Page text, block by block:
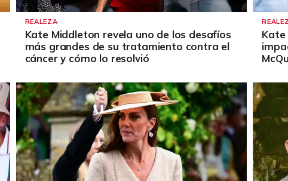
REALEZA
Kate Middleton revela uno de los desafíos
más grandes de su tratamiento contra el
cáncer y cómo lo resolvió
Kate